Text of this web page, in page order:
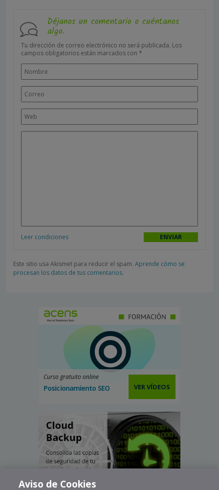
Déjanos un comentario o cuéntanos
algo.
Tu dirección de correo electrónico no será publicada. Los
campos obligatorios están marcados con *
Leer condiciones
Este sitio usa Akismet para reducir el spam. Aprende cómo se
procesan los datos de tus comentarios.
Curso gratuito online
Posicionamiento SEO VER VÍDEOS
Aviso de Cookies